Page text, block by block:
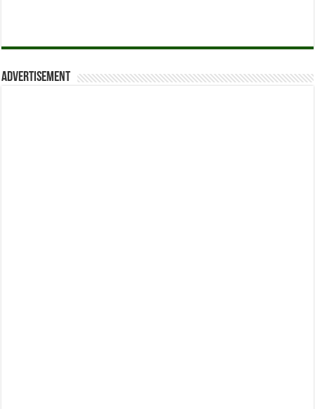
Advertisement